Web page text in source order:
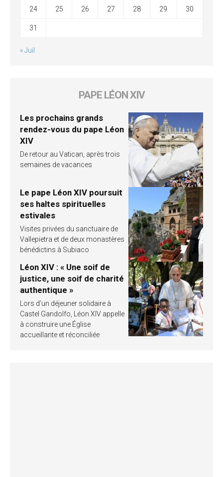
24 25 26 27 28 29 30
31
« Juil
PAPE LÉON XIV
Les prochains grands
rendez-vous du pape Léon
XIV
De retour au Vatican, après trois
semaines de vacances
Le pape Léon XIV poursuit
ses haltes spirituelles
estivales
Visites privées du sanctuaire de
Vallepietra et de deux monastères
bénédictins à Subiaco
Léon XIV : « Une soif de
justice, une soif de charité
authentique »
Lors d’un déjeuner solidaire à
Castel Gandolfo, Léon XIV appelle
à construire une Église
accueillante et réconciliée